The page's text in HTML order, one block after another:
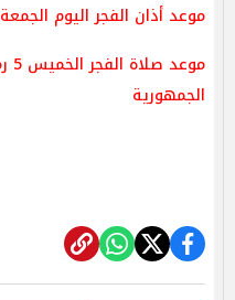
موعد أذان الفجر اليوم الجمعة 7 رمضان 2025 في المحافظات
الجمهورية